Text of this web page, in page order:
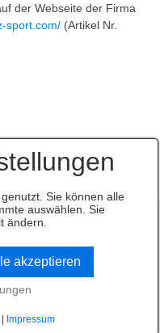
der Webseite der Firma
sport.com/ (Artikel Nr.
Gotha e.V.
Sie können alle
auswählen. Sie
ändern.
akzeptieren
Impressum